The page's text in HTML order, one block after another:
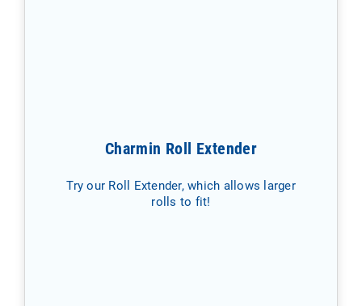
Charmin Roll Extender
Try our Roll Extender, which allows larger
rolls to fit!